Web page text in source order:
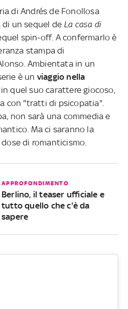
di Andrés de Fonollosa
un sequel de La casa di
spin-off. A confermarlo è
stampa di
Ambientata in un
è un viaggio nella
in quel suo carattere giocoso,
con "tratti di psicopatia".
non sarà una commedia e
Ma ci saranno la
di romanticismo.
APPROFONDIMENTO
Berlino, il teaser ufficiale e
tutto quello che c'è da
sapere